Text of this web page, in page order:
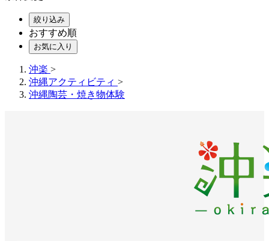
絞り込み
おすすめ順
お気に入り
沖楽 >
沖縄アクティビティ >
沖縄陶芸・焼き物体験